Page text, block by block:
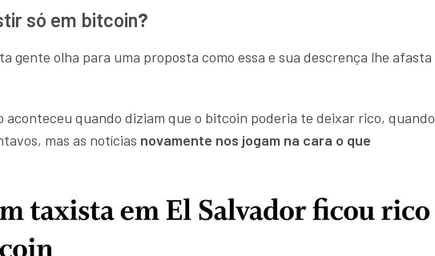
só em bitcoin?
gente olha para uma proposta como essa e sua descrença lhe afasta
aconteceu quando diziam que o bitcoin poderia te deixar rico, quando
mas as notícias novamente nos jogam na cara o que